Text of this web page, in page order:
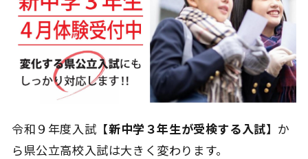
令和９年度入試【新中学３年生が受検する入試】か
ら県公立高校入試は大きく変わります。